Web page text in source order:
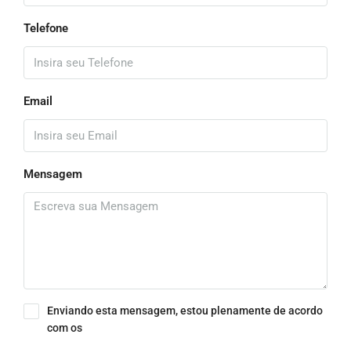
Telefone
Email
Mensagem
Enviando esta mensagem, estou plenamente de acordo
com os